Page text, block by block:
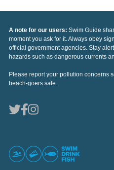
A note for our users: Swim Guide
moment you ask for it. Always obey
official government agencies. Stay
hazards such as dangerous currents
Please report your pollution concerns
beach-goers safe.